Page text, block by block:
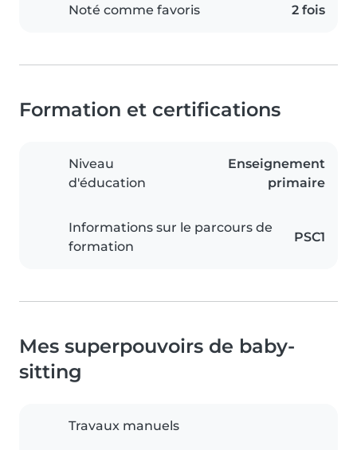
Noté comme favoris 2 fois
Formation et certifications
Niveau
d'éducation
Enseignement
primaire
Informations sur le parcours de
formation
PSC1
Mes superpouvoirs de baby-
sitting
Travaux manuels